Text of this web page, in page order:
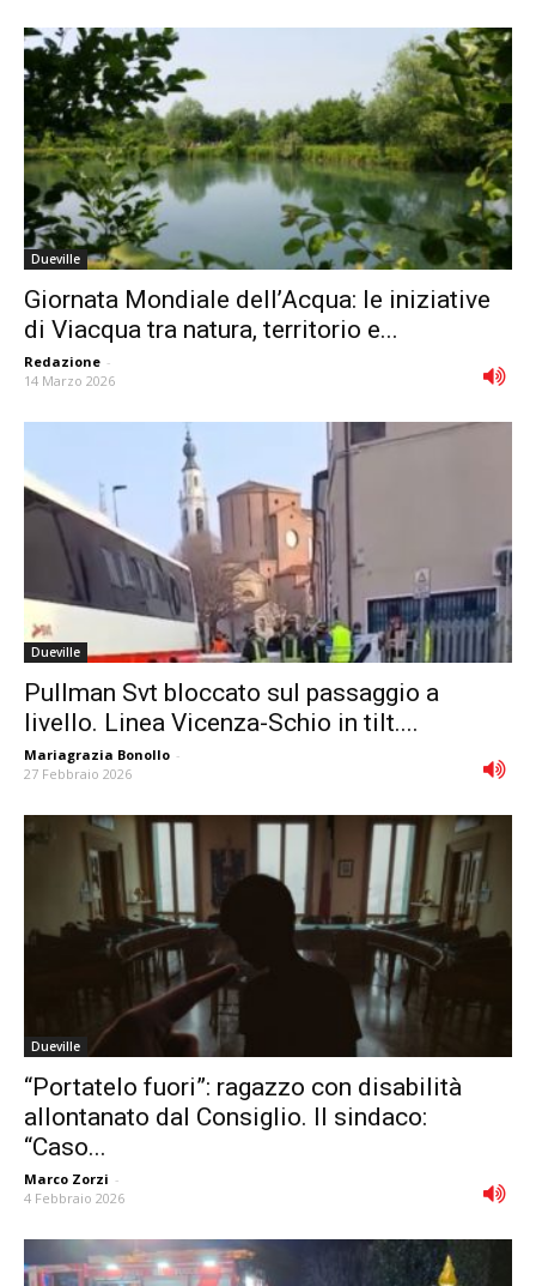
Dueville
Giornata Mondiale dell’Acqua: le iniziative
di Viacqua tra natura, territorio e...
Redazione -
14 Marzo 2026
Dueville
Pullman Svt bloccato sul passaggio a
livello. Linea Vicenza-Schio in tilt....
Mariagrazia Bonollo -
27 Febbraio 2026
Dueville
“Portatelo fuori”: ragazzo con disabilità
allontanato dal Consiglio. Il sindaco:
“Caso...
Marco Zorzi -
4 Febbraio 2026